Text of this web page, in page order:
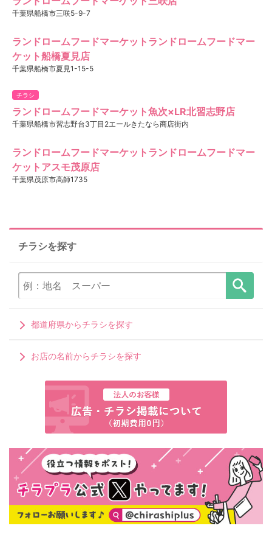
千葉県船橋市三咲5-9-7
ランドロームフードマーケットランドロームフードマー
ケット船橋夏見店
千葉県船橋市夏見1-15-5
チラシ
ランドロームフードマーケット魚次×LR北習志野店
千葉県船橋市習志野台3丁目2エールきたなら商店街内
ランドロームフードマーケットランドロームフードマー
ケットアスモ茂原店
千葉県茂原市高師1735
チラシを探す
都道府県からチラシを探す
お店の名前からチラシを探す